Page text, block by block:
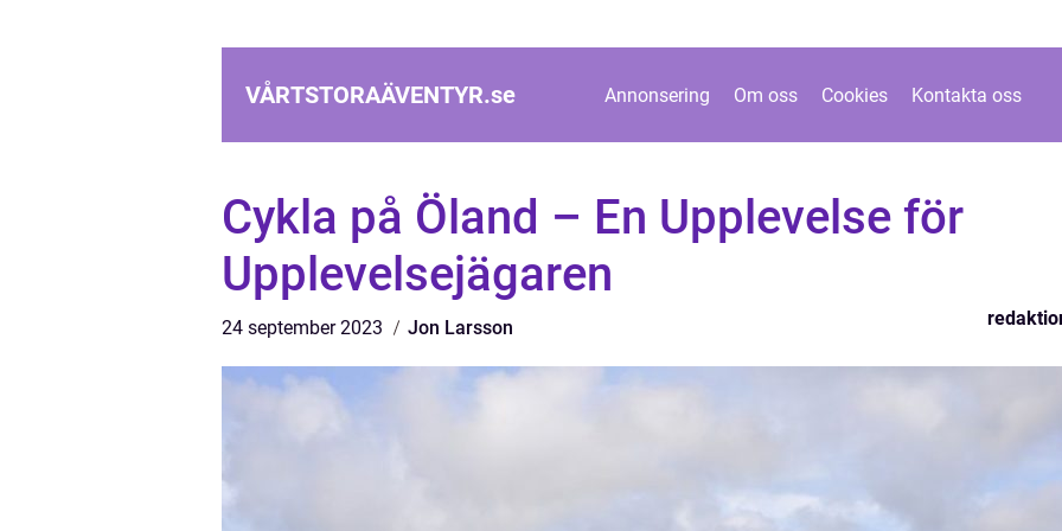
VÅRTSTORAÄVENTYR.se Annonsering Om oss Cookies Kontakta oss
Cykla på Öland – En Upplevelse för
Upplevelsejägaren
24 september 2023 Jon Larsson